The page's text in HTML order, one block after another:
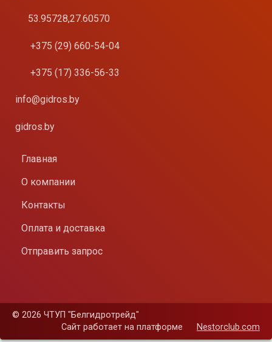
53.95728,27.60570
+375 (29) 660-54-04
+375 (17) 336-56-33
info@gidros.by
gidros.by
Главная
О компании
Контакты
Оплата и доставка
Отправить запрос
© 2026 ЧТУП "Белгидротрейд"
Сайт работает на платформе
Nestorclub.com